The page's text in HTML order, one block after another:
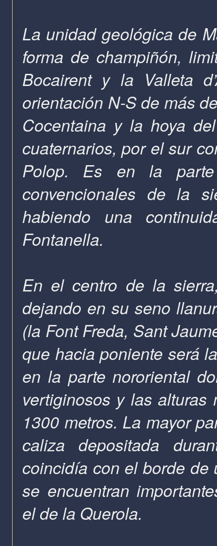
La unidad geológica de
forma de champiñón,
Bocairent y la Valleta
orientación N-S de más
Cocentaina y la hoya
cuaternarios, por el sur
Polop. Es en la parte
convencionales de la
habiendo una
Fontanella.
En el centro de la
dejando en su seno
(la Font Freda, Sant
que hacia poniente será
en la parte nororiental
vertiginosos y las
1300 metros. La mayor
caliza depositada
coincidía con el borde de
se encuentran
el de la Querola.